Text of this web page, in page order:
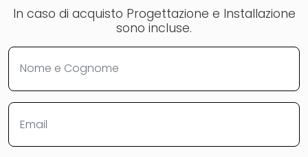
In caso di acquisto Progettazione e Installazione
sono incluse.